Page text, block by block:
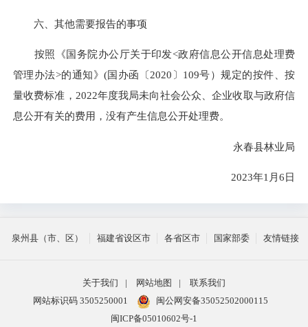
六、其他需要报告的事项
按照《国务院办公厅关于印发<政府信息公开信息处理费
管理办法>的通知》(国办函〔2020〕109号）规定的按件、按
量收费标准，2022年度我局未向社会公众、企业收取与政府信
息公开有关的费用，没有产生信息公开处理费。
永春县林业局
2023年1月6日
泉州县（市、区） 福建省设区市 各省区市 国家部委 友情链接
关于我们 | 网站地图 |
联系我们
网站标识码 3505250001
闽公网安备35052502000115
闽ICP备05010602号-1